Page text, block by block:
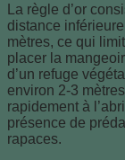
La règle d’or
distance
mètres, ce qui
placer la
d’un refuge
environ 2-3
rapidement à
présence de
rapaces.